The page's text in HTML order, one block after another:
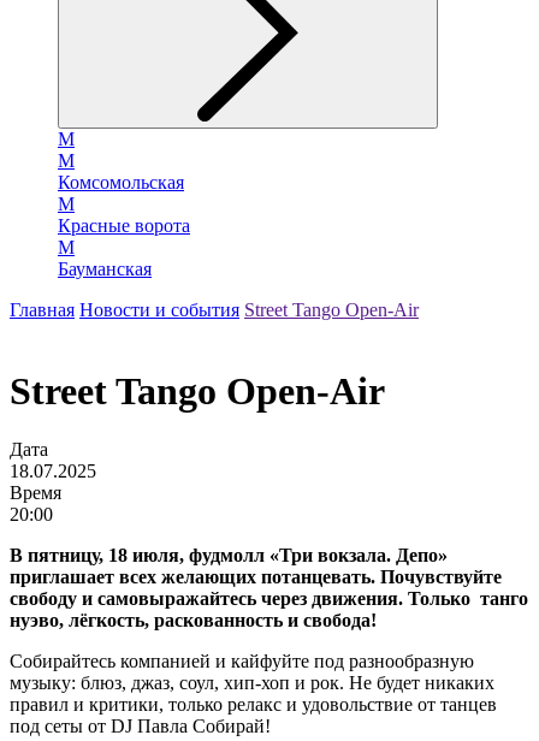
М
М
Комсомольская
М
Красные ворота
М
Бауманская
Главная Новости и события Street Tango Open-Air
Street Tango Open-Air
Дата
18.07.2025
Время
20:00
В пятницу, 18 июля, фудмолл «Три вокзала. Депо»
приглашает всех желающих потанцевать. Почувствуйте
свободу и самовыражайтесь через движения. Только танго
нуэво, лёгкость, раскованность и свобода!
Собирайтесь компанией и кайфуйте под разнообразную
музыку: блюз, джаз, соул, хип-хоп и рок. Не будет никаких
правил и критики, только релакс и удовольствие от танцев
под сеты от DJ Павла Собирай!